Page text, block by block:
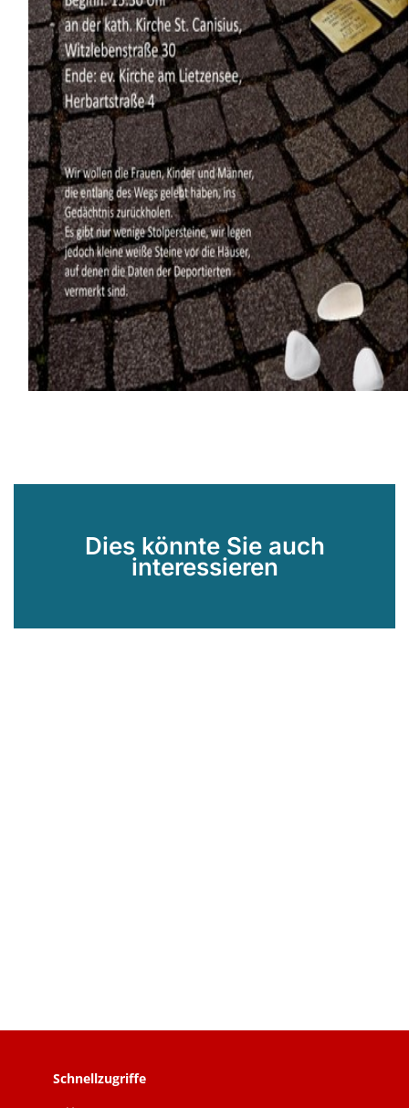
Dies könnte Sie auch
interessieren
Schnellzugriffe